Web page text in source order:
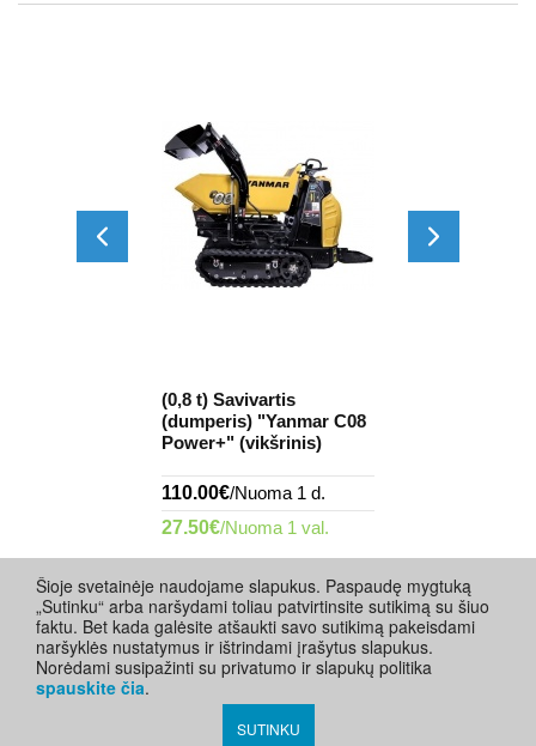
(0,8 t) Savivartis
(dumperis) "Yanmar C08
Power+" (vikšrinis)
110.00€/Nuoma 1 d.
27.50€/Nuoma 1 val.
Šioje svetainėje naudojame slapukus. Paspaudę mygtuką
„Sutinku“ arba naršydami toliau patvirtinsite sutikimą su šiuo
faktu. Bet kada galėsite atšaukti savo sutikimą pakeisdami
naršyklės nustatymus ir ištrindami įrašytus slapukus.
Norėdami susipažinti su privatumo ir slapukų politika
spauskite čia.
SUTINKU